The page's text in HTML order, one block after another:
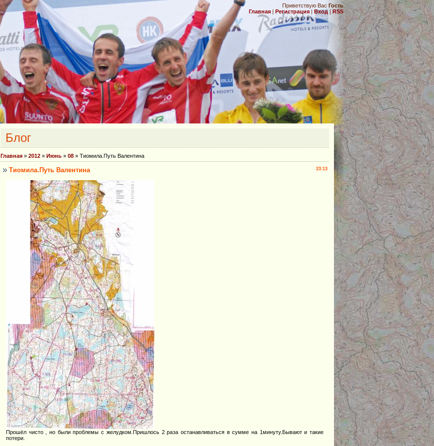
Приветствую Вас Гость
Главная | Регистрация | Вход | RSS
Блог
Главная » 2012 » Июнь » 08 » Тиомила.Путь Валентина
23:13
Тиомила.Путь Валентина
Прошёл чисто , но были проблемы с желудком.Пришлось 2 раза останавливаться в сумме на 1минуту.Бывают и такие
потери.